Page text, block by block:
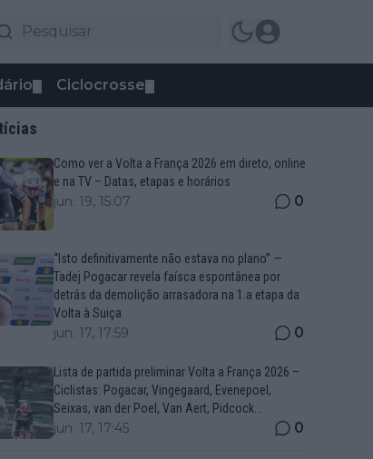
Ciclocrosse
Como ver a Volta a França 2026 em direto, online
e na TV – Datas, etapas e horários
jun. 19, 15:07 0
“Isto definitivamente não estava no plano” —
Tadej Pogacar revela faísca espontânea por
detrás da demolição arrasadora na 1.a etapa da
Volta à Suiça
jun. 17, 17:59 0
Lista de partida preliminar Volta a França 2026 –
Ciclistas: Pogacar, Vingegaard, Evenepoel,
Seixas, van der Poel, Van Aert, Pidcock...
jun. 17, 17:45 0